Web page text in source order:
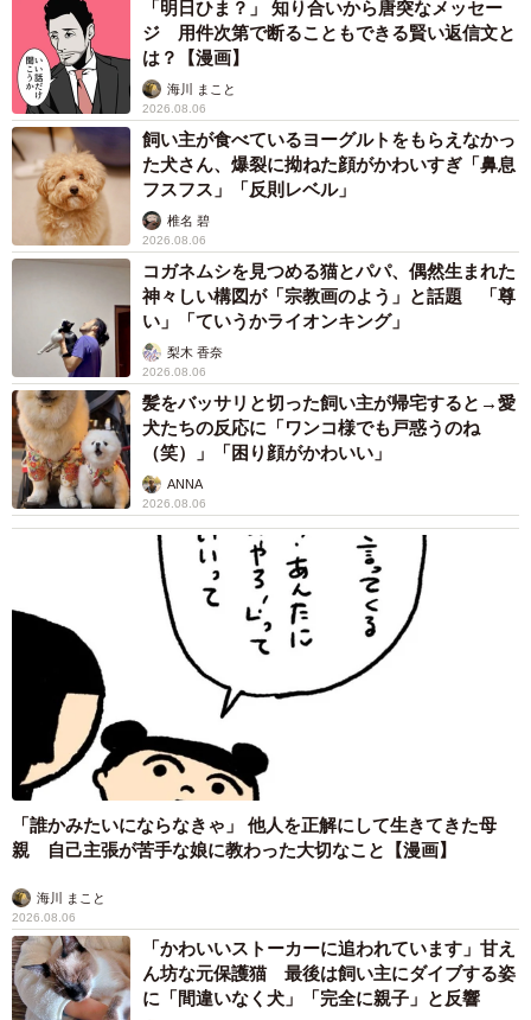
「明日ひま？」 知り合いから唐突なメッセー
ジ 用件次第で断ることもできる賢い返信文と
は？【漫画】
海川 まこと
2026.08.06
飼い主が食べているヨーグルトをもらえなかっ
た犬さん、爆裂に拗ねた顔がかわいすぎ「鼻息
フスフス」「反則レベル」
椎名 碧
2026.08.06
コガネムシを見つめる猫とパパ、偶然生まれた
神々しい構図が「宗教画のよう」と話題 「尊
い」「ていうかライオンキング」
梨木 香奈
2026.08.06
髪をバッサリと切った飼い主が帰宅すると→愛
犬たちの反応に「ワンコ様でも戸惑うのね
（笑）」「困り顔がかわいい」
ANNA
2026.08.06
「誰かみたいにならなきゃ」 他人を正解にして生きてきた母
親 自己主張が苦手な娘に教わった大切なこと【漫画】
海川 まこと
2026.08.06
「かわいいストーカーに追われています」甘え
ん坊な元保護猫 最後は飼い主にダイブする姿
に「間違いなく犬」「完全に親子」と反響